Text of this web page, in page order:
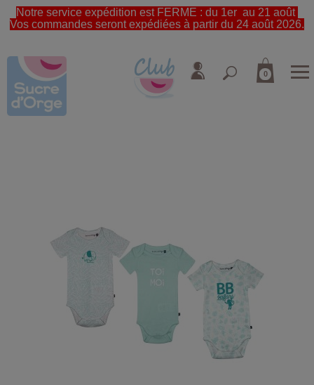
Notre service expédition est FERME : du 1er au 21 août
Vos commandes seront expédiées à partir du 24 août 2026.
0